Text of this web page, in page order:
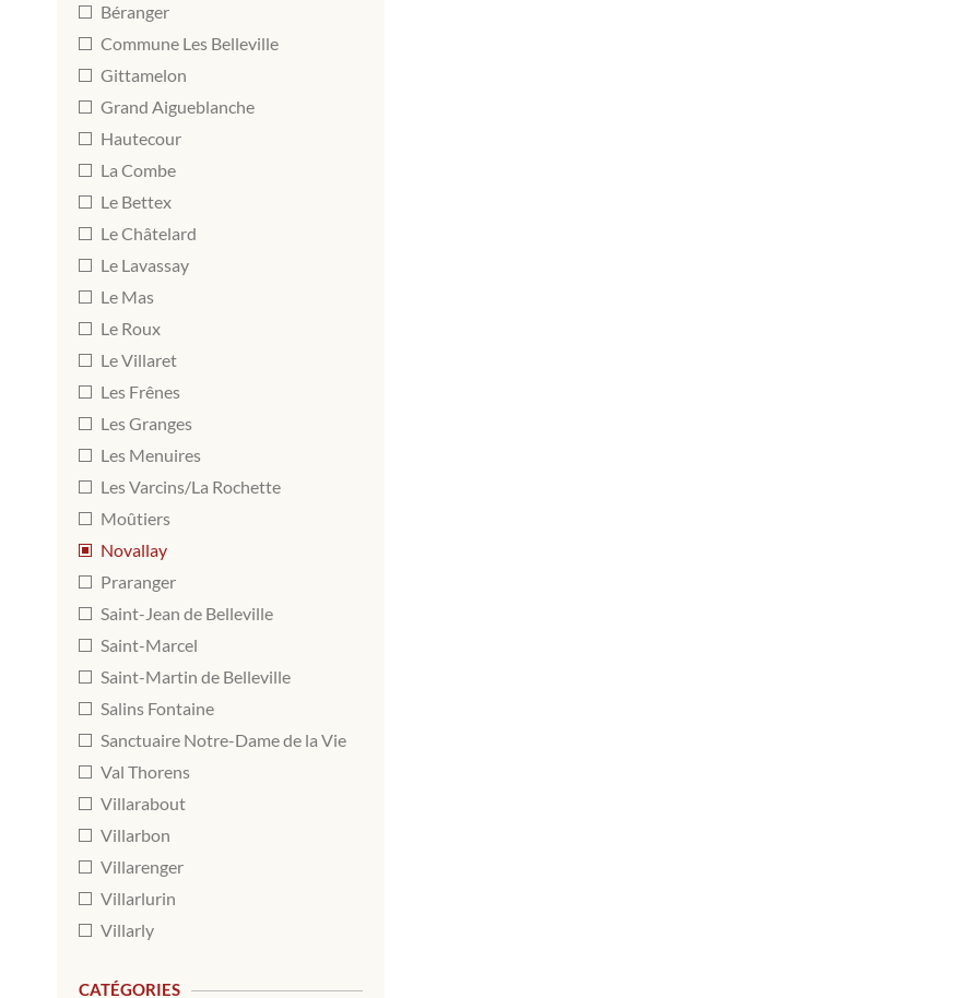
Béranger
Commune Les Belleville
Gittamelon
Grand Aigueblanche
Hautecour
La Combe
Le Bettex
Le Châtelard
Le Lavassay
Le Mas
Le Roux
Le Villaret
Les Frênes
Les Granges
Les Menuires
Les Varcins/La Rochette
Moûtiers
Novallay
Praranger
Saint-Jean de Belleville
Saint-Marcel
Saint-Martin de Belleville
Salins Fontaine
Sanctuaire Notre-Dame de la Vie
Val Thorens
Villarabout
Villarbon
Villarenger
Villarlurin
Villarly
CATÉGORIES